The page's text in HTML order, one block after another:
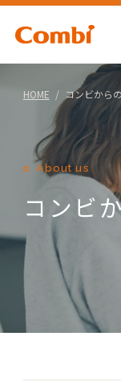
HOME コンビから
About us
コンビ